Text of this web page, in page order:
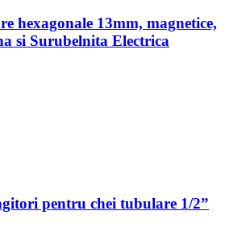
hexagonale 13mm, magnetice,
si Surubelnita Electrica
pentru chei tubulare 1/2”